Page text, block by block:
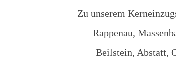
Zu unserem
Rappenau,
Beilstein, Abstatt,